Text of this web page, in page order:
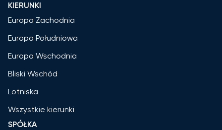
KIERUNKI
Europa Zachodnia
Europa Południowa
Europa Wschodnia
Bliski Wschód
Lotniska
Wszystkie kierunki
SPÓŁKA